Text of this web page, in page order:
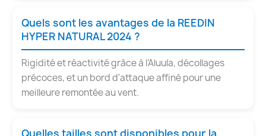
Quels sont les avantages de la REEDIN
HYPER NATURAL 2024 ?
Rigidité et réactivité grâce à l'Aluula, décollages
précoces, et un bord d'attaque affiné pour une
meilleure remontée au vent.
Quelles tailles sont disponibles pour la